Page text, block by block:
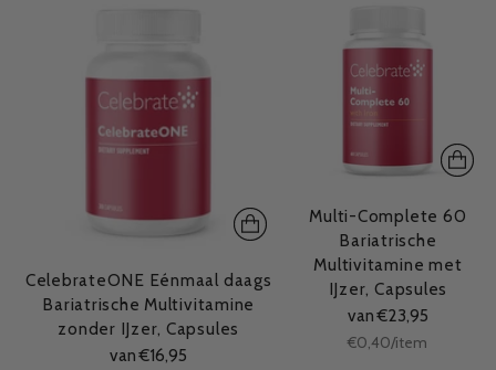
CelebrateONE Eénmaal daags
Bariatrische Multivitamine
zonder IJzer, Capsules
van €16,95
Multi-Complete 60
Bariatrische
Multivitamine met
IJzer, Capsules
van €23,95
Stukprijs
€0,40/per
item